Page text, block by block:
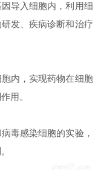
导入细胞内，利用细
发、疾病诊断和治疗
内，实现药物在细胞
用。
毒感染细胞的实验，